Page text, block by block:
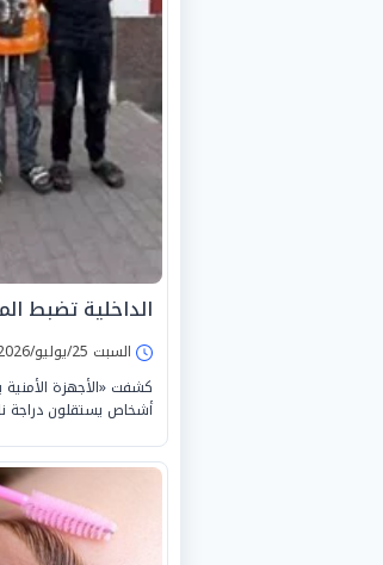
الداخلية تضبط
السبت 25/يوليو/2026 - 03:47 م
أشخاص يستقلون دراجة